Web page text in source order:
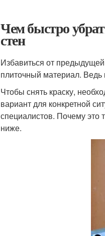
Чем быстро
стен
Избавиться от
плиточный материал. Ведь
Чтобы снять краску,
вариант для конкретной
специалистов. Почему это
ниже.